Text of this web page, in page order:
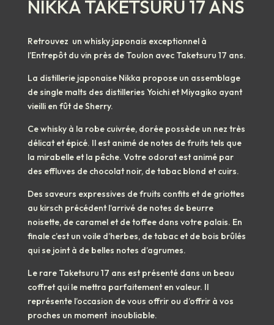
NIKKA TAKETSURU 17 ANS
Retrouvez un whisky japonais exceptionnel à
l’Entrepôt du vin près de Toulon avec Taketsuru 17 ans.
La distillerie japonaise Nikka propose un assemblage
de single malts des distilleries Yoichi et Miyagiko ayant
vieilli en fût de Sherry.
Ce whisky à la robe cuivrée, dorée possède un nez très
délicat et épicé. Il est animé de notes de fruits tels que
la mirabelle et la pêche. Votre odorat est animé par
des effluves de chocolat noir, de tabac blond et cuirs.
Des saveurs expressives de fruits confits et de griottes
au kirsch précédent l’arrivé de notes de beurre
noisette, de caramel et de toffee dans votre palais. En
finale c’est un voile d’herbes, de tabac et de bois brûlés
qui se joint à de belles notes d’agrumes.
Le rare Taketsuru 17 ans est présenté dans un beau
coffret qui le mettra parfaitement en valeur. Il
représente l’occasion de vous offrir ou d’offrir à vos
proches un moment inoubliable.